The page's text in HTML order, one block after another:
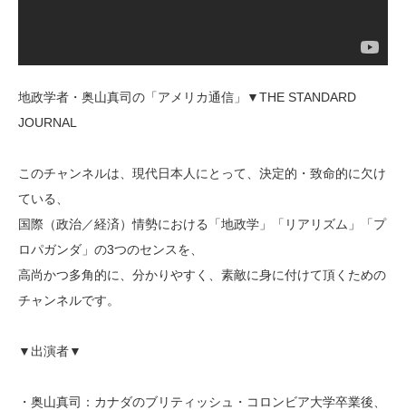
地政学者・奥山真司の「アメリカ通信」▼THE STANDARD
JOURNAL
このチャンネルは、現代日本人にとって、決定的・致命的に欠け
ている、
国際（政治／経済）情勢における「地政学」「リアリズム」「プ
ロパガンダ」の3つのセンスを、
高尚かつ多角的に、分かりやすく、素敵に身に付けて頂くための
チャンネルです。
▼出演者▼
・奥山真司：カナダのブリティッシュ・コロンビア大学卒業後、